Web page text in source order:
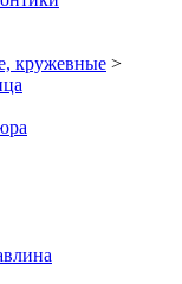
кружевные >